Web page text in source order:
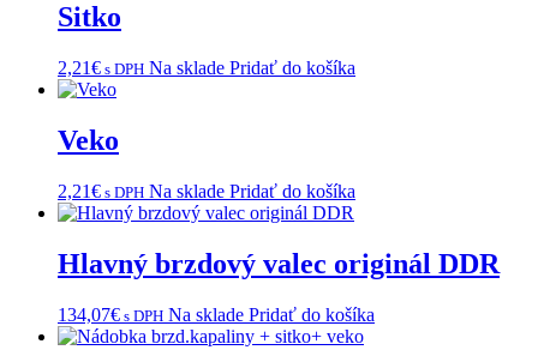
Sitko
2,21€ s DPH Na sklade Pridať do košíka
Veko
2,21€ s DPH Na sklade Pridať do košíka
Hlavný brzdový valec originál DDR
134,07€ s DPH Na sklade Pridať do košíka